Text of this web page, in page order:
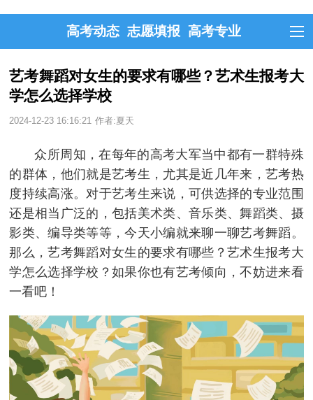
高考动态 志愿填报 高考专业
艺考舞蹈对女生的要求有哪些？艺术生报考大
学怎么选择学校
2024-12-23 16:16:21 作者:夏天
众所周知，在每年的高考大军当中都有一群特殊
的群体，他们就是艺考生，尤其是近几年来，艺考热
度持续高涨。对于艺考生来说，可供选择的专业范围
还是相当广泛的，包括美术类、音乐类、舞蹈类、摄
影类、编导类等等，今天小编就来聊一聊艺考舞蹈。
那么，艺考舞蹈对女生的要求有哪些？艺术生报考大
学怎么选择学校？如果你也有艺考倾向，不妨进来看
一看吧！